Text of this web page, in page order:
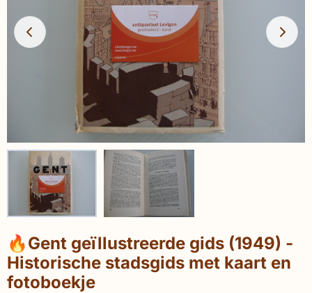
🔥Gent geïllustreerde gids (1949) -
Historische stadsgids met kaart en
fotoboekje